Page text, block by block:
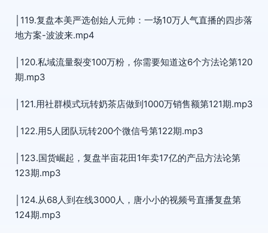
│119.复盘本美严选创始人元帅：一场10万人气直播的四步落
地方案-波波来.mp4
│120.私域流量裂变100万粉，你需要知道这6个方法论第120
期.mp3
│121.用社群模式玩转奶茶店做到1000万销售额第121期.mp3
│122.用5人团队玩转200个微信号第122期.mp3
│123.国货崛起，复盘半亩花田1年卖17亿的产品方法论第
123期.mp3
│124.从68人到在线3000人，唐小小的视频号直播复盘第
124期.mp3